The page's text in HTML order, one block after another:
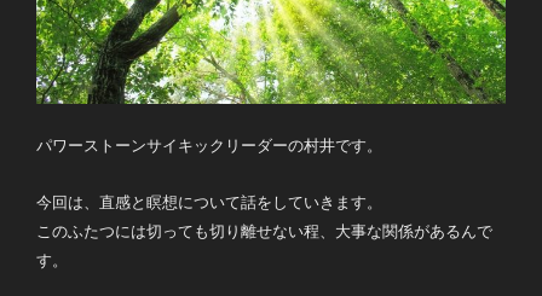
パワーストーンサイキックリーダーの村井です。
今回は、直感と瞑想について話をしていきます。
このふたつには切っても切り離せない程、大事な関係があるんで
す。